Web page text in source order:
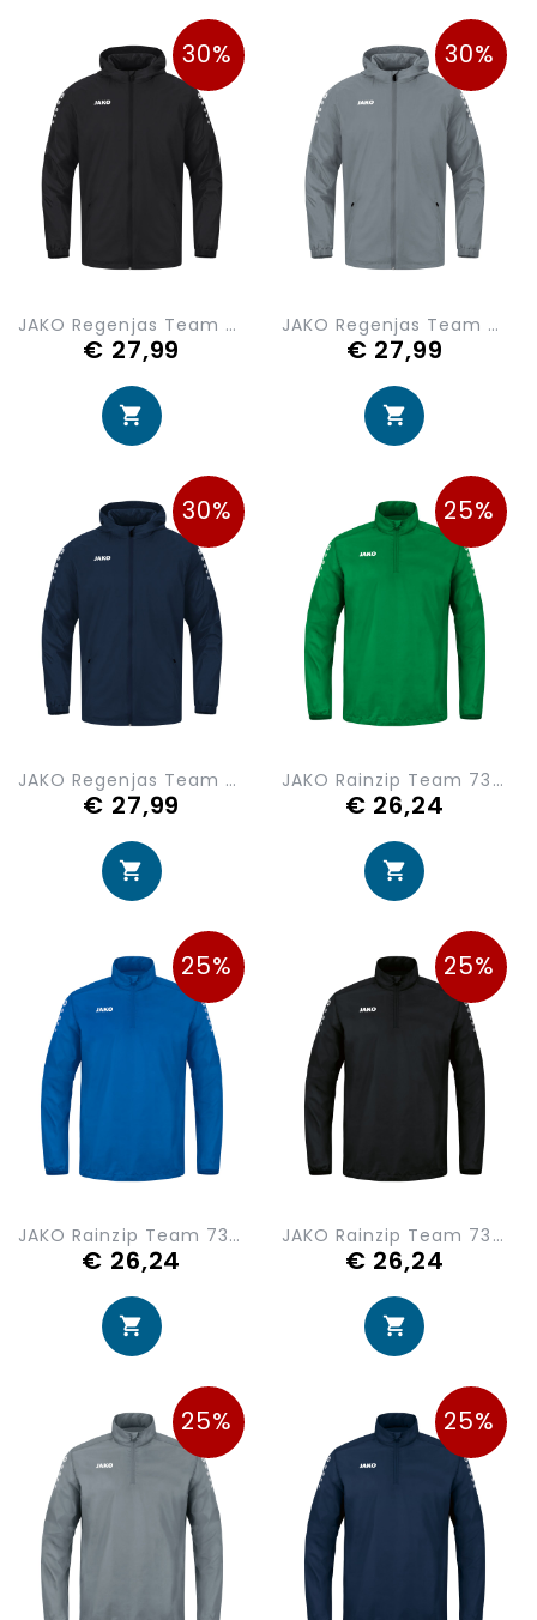
30%
JAKO Regenjas Team 2.0 7402-800
€ 27,99
30%
JAKO Regenjas Team 2.0 7402-840
€ 27,99
30%
JAKO Regenjas Team 2.0 7402-900
€ 27,99
25%
JAKO Rainzip Team 7302-200
€ 26,24
25%
JAKO Rainzip Team 7302-400
€ 26,24
25%
JAKO Rainzip Team 7302-800
€ 26,24
25% 25%